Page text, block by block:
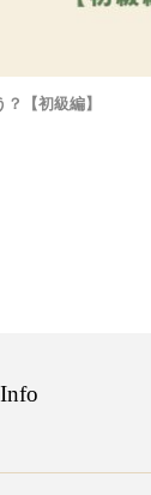
【初級編】